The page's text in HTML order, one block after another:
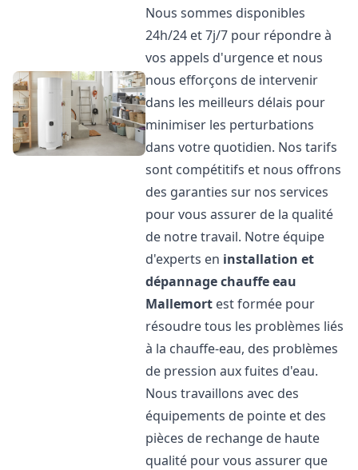
Nous sommes disponibles
24h/24 et 7j/7 pour répondre à
vos appels d'urgence et nous
nous efforçons de intervenir
dans les meilleurs délais pour
minimiser les perturbations
dans votre quotidien. Nos tarifs
sont compétitifs et nous offrons
des garanties sur nos services
pour vous assurer de la qualité
de notre travail. Notre équipe
d'experts en installation et
dépannage chauffe eau
Mallemort est formée pour
résoudre tous les problèmes liés
à la chauffe-eau, des problèmes
de pression aux fuites d'eau.
Nous travaillons avec des
équipements de pointe et des
pièces de rechange de haute
qualité pour vous assurer que